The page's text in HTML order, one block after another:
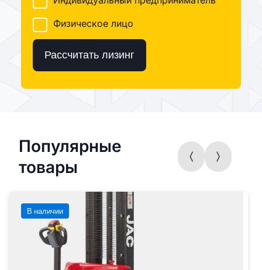
Физическое лицо
Рассчитать лизинг
Популярные
товары
В наличии